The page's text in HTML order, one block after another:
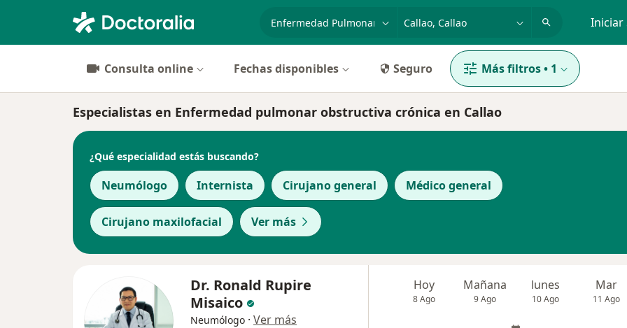
Iniciar
Consulta online Fechas disponibles Seguro Más filtros• 1
Especialistas en Enfermedad pulmonar obstructiva crónica en Callao
¿Qué especialidad estás buscando?
Neumólogo Internista Cirujano general Médico general
Cirujano maxilofacial Ver más
Dr. Ronald Rupire
Misaico
Neumólogo · Ver más
Hoy
8 Ago
Mañana
9 Ago
lunes
10 Ago
Mar
11 Ago